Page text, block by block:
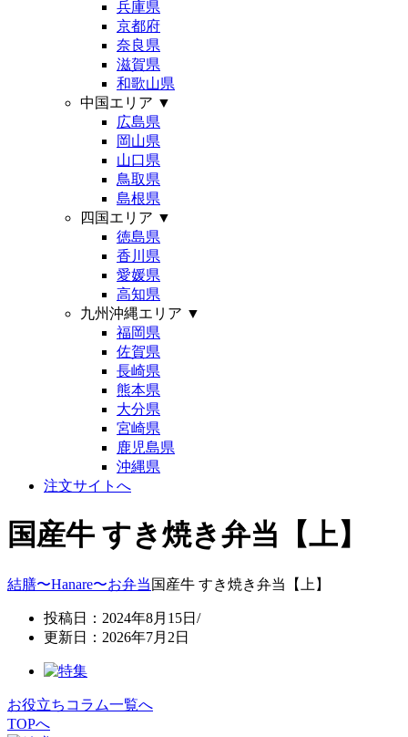
兵庫県
京都府
奈良県
滋賀県
和歌山県
中国エリア ▼
広島県
岡山県
山口県
鳥取県
島根県
四国エリア ▼
徳島県
香川県
愛媛県
高知県
九州沖縄エリア ▼
福岡県
佐賀県
長崎県
熊本県
大分県
宮崎県
鹿児島県
沖縄県
注文サイトへ
国産牛 すき焼き弁当【上】
結膳〜Hanare〜お弁当 国産牛 すき焼き弁当【上】
投稿日：2024年8月15日/
更新日：2026年7月2日
お役立ちコラム一覧へ
TOPへ